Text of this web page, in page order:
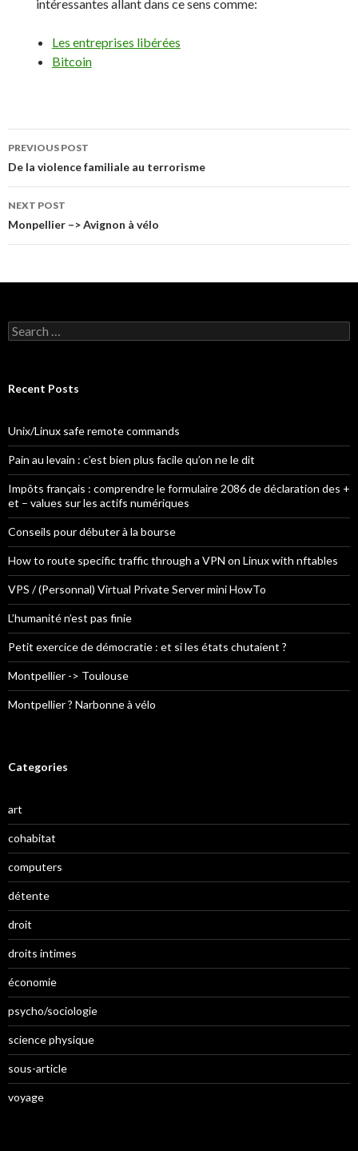
intéressantes allant dans ce sens comme:
Les entreprises libérées
Bitcoin
Post
navigation
PREVIOUS POST
De la violence familiale au terrorisme
NEXT POST
Monpellier –> Avignon à vélo
S
e
c
o
r
:
Recent Posts
Unix/Linux safe remote commands
Pain au levain : c’est bien plus facile qu’on ne le dit
Impôts français : comprendre le formulaire 2086 de déclaration des +
et – values sur les actifs numériques
Conseils pour débuter à la bourse
How to route specific traffic through a VPN on Linux with nftables
VPS / (Personnal) Virtual Private Server mini HowTo
L’humanité n’est pas finie
Petit exercice de démocratie : et si les états chutaient ?
Montpellier -> Toulouse
Montpellier ? Narbonne à vélo
Categories
art
cohabitat
computers
détente
droit
droits intimes
économie
psycho/sociologie
science physique
sous-article
voyage